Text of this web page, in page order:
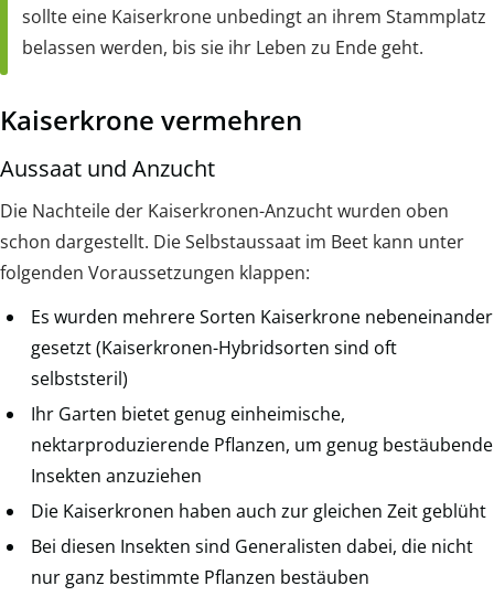
sollte eine Kaiserkrone unbedingt an ihrem Stammplatz
belassen werden, bis sie ihr Leben zu Ende geht.
Kaiserkrone vermehren
Aussaat und Anzucht
Die Nachteile der Kaiserkronen-Anzucht wurden oben
schon dargestellt. Die Selbstaussaat im Beet kann unter
folgenden Voraussetzungen klappen:
Es wurden mehrere Sorten Kaiserkrone nebeneinander
gesetzt (Kaiserkronen-Hybridsorten sind oft
selbststeril)
Ihr Garten bietet genug einheimische,
nektarproduzierende Pflanzen, um genug bestäubende
Insekten anzuziehen
Die Kaiserkronen haben auch zur gleichen Zeit geblüht
Bei diesen Insekten sind Generalisten dabei, die nicht
nur ganz bestimmte Pflanzen bestäuben